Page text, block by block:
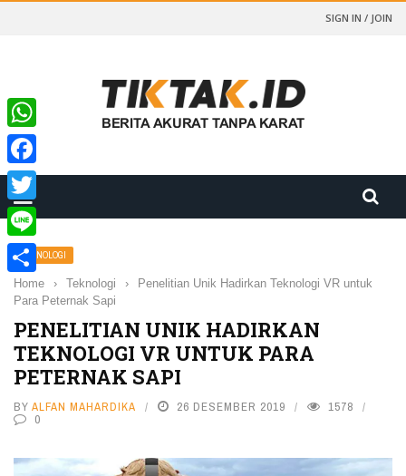
SIGN IN / JOIN
TEKNOLOGI
Home › Teknologi ›
Penelitian Unik Hadirkan Teknologi VR untuk
Para Peternak Sapi
PENELITIAN UNIK HADIRKAN
TEKNOLOGI VR UNTUK PARA
PETERNAK SAPI
BY ALFAN MAHARDIKA 26 DESEMBER 2019
1578
0
WhatsApp
Facebook
Twitter
Line
Share